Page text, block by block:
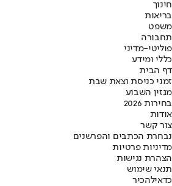
חינוך
בריאות
משפט
תחבורה
פוליטי-מדיני
כללי ומידע
דף הבית
זמני כניסת וצאת שבת
מגזין השבוע
בחירות 2026
אודות
צור קשר
נבחרת הכתבים והפרשנים
מדיניות פרטיות
הצהרת נגישות
תנאי שימוש
כדאילהכיר